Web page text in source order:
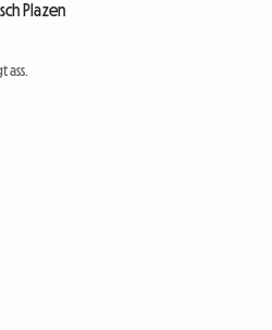
Plazen
ass.